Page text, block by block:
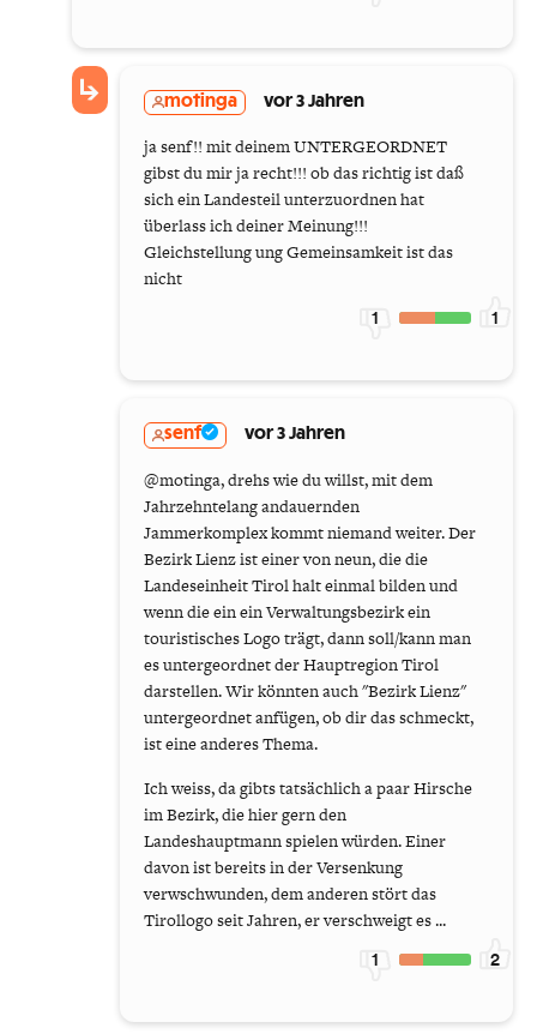
motinga vor 3 Jahren
ja senf!! mit deinem UNTERGEORDNET
gibst du mir ja recht!!! ob das richtig ist daß
sich ein Landesteil unterzuordnen hat
überlass ich deiner Meinung!!!
Gleichstellung ung Gemeinsamkeit ist das
nicht
1 1
senf vor 3 Jahren
@motinga, drehs wie du willst, mit dem
Jahrzehntelang andauernden
Jammerkomplex kommt niemand weiter. Der
Bezirk Lienz ist einer von neun, die die
Landeseinheit Tirol halt einmal bilden und
wenn die ein ein Verwaltungsbezirk ein
touristisches Logo trägt, dann soll/kann man
es untergeordnet der Hauptregion Tirol
darstellen. Wir könnten auch "Bezirk Lienz"
untergeordnet anfügen, ob dir das schmeckt,
ist eine anderes Thema.
Ich weiss, da gibts tatsächlich a paar Hirsche
im Bezirk, die hier gern den
Landeshauptmann spielen würden. Einer
davon ist bereits in der Versenkung
verwschwunden, dem anderen stört das
Tirollogo seit Jahren, er verschweigt es ...
1 2